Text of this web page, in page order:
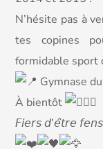
N’hésite pas à
tes copines
formidable sport
Gymnase
À bientôt
𝘍𝘪𝘦𝘳𝘴 𝘥’𝘦̂𝘵𝘳𝘦